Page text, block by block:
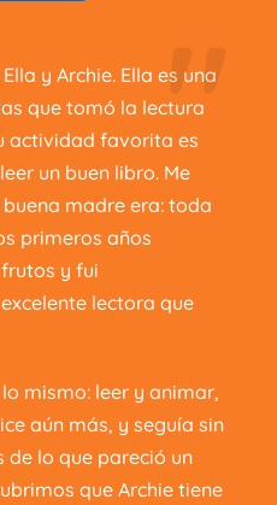
"
y Archie. Ella es una
que tomó la lectura
actividad favorita es
un buen libro. Me
madre era: toda
primeros años
y fui
lectora que
mismo: leer y animar,
aún más, y seguía sin
de lo que pareció un
que Archie tiene